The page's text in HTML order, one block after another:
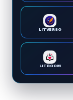
LITVERSO
LITBOOM